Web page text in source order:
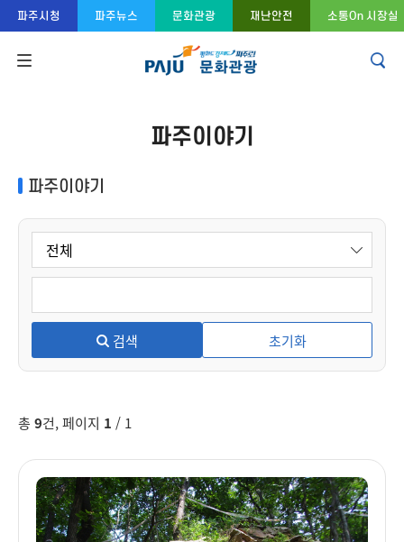
콘텐츠 바로가기
주메뉴 바로가기
푸터 바로가기
파주시청 파주뉴스 문화관광 재난안전 소통On 시장실
파주이야기
파주이야기
검색 초기화
총 9건, 페이지 1 / 1